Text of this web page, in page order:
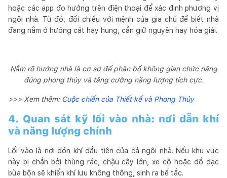
hoặc các app đo hướng trên điện thoại để xác định phương vị
ngôi nhà. Từ đó, đối chiếu với mệnh của gia chủ để biết nhà
đang nằm ở hướng cát hay hung, cần giữ nguyên hay hóa giải.
Nắm rõ hướng nhà là cơ sở để phân bố không gian chức năng
đúng phong thủy và tăng cường năng lượng tích cực.
>>> Xem thêm: Cuộc chiến của Thiết kế và Phong Thủy
4. Quan sát kỹ lối vào nhà: nơi dẫn khí
và năng lượng chính
Lối vào là nơi đón khí đầu tiên của cả ngôi nhà. Nếu khu vực
này bị chắn bởi thùng rác, chậu cây lớn, xe cộ hoặc đồ đạc
bừa bộn sẽ khiến khí lưu không thông, sinh ra bế tắc.